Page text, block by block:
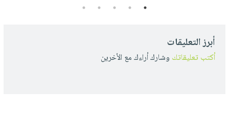
1
2
3
4
5
أبرز التعليقات
أكتب تعليقاتك وشارك أراءك مع الأخرين